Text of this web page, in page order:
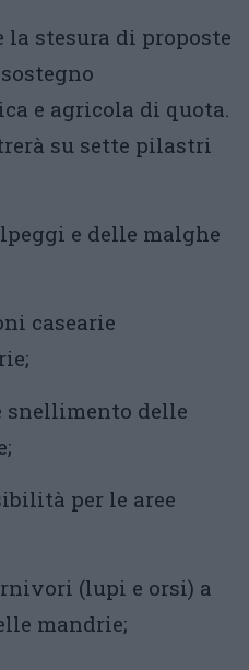
la stesura di proposte
e agricola di quota.
su sette pilastri
e delle malghe
casearie
snellimento delle
per le aree
(lupi e orsi) a
mandrie;